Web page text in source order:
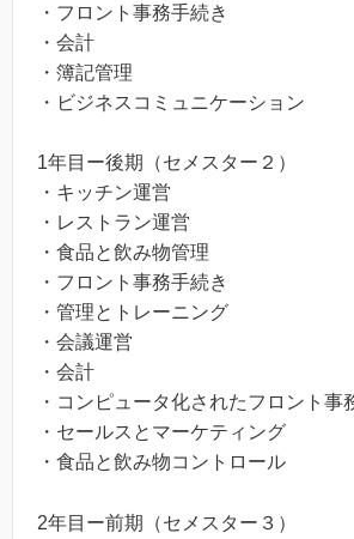
・フロント事務手続き
・会計
・簿記管理
・ビジネスコミュニケーション
1年目ー後期（セメスター２）
・キッチン運営
・レストラン運営
・食品と飲み物管理
・フロント事務手続き
・管理とトレーニング
・会議運営
・会計
・コンピュータ化されたフロント事
・セールスとマーケティング
・食品と飲み物コントロール
2年目ー前期（セメスター３）